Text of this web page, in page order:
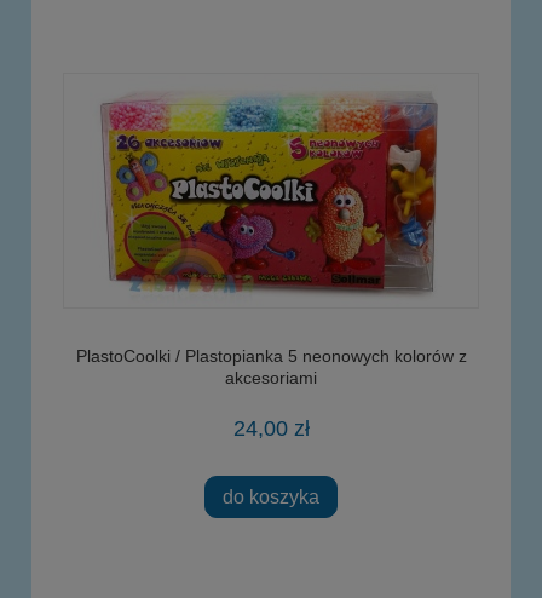
PlastoCoolki / Plastopianka 5 neonowych kolorów z
akcesoriami
24,00 zł
do koszyka